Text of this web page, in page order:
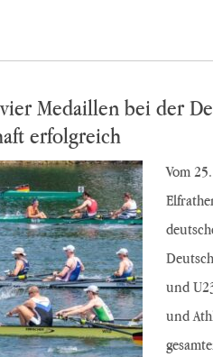
Medaillen bei der
erfolgreich
Vom
und
und